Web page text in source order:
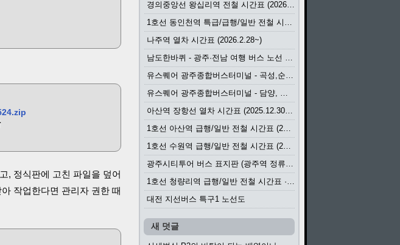
, 정식판에 고친 파일을 덮어
작업한다면 관리자 권한 때
경의중앙선 왕십리역 전철 시간표 (2026.4.20~)
1호선 동인천역 특급/급행/일반 전철 시간표 (2026.2.28~)
나주역 열차 시간표 (2026.2.28~)
남도한바퀴 - 광주·전남 여행 버스 노선 (2026.3.1~5.31)
유스퀘어 광주종합버스터미널 - 곡성,순천／화순,보성,율포 방면 시외버스 시간표 (2026.1.31)
유스퀘어 광주종합버스터미널 - 담양, 순창, 남원, 무주, 장수, 거창, 대구 방면 시외버스 시간표 (2026...
아산역 장항선 열차 시간표 (2025.12.30 기준) (무궁화호, ITX-마음, 새마을호, 서해금빛열차)
1호선 아산역 급행/일반 전철 시간표 (2025.12.30~)
1호선 수원역 급행/일반 전철 시간표 (2025.12.30~)
광주시티투어 버스 표지판 (광주역 정류장) (2024?)
1호선 청량리역 급행/일반 전철 시간표 · 노선도 (2025.12.30~)
대전 지선버스 특구1 노선도
새 덧글